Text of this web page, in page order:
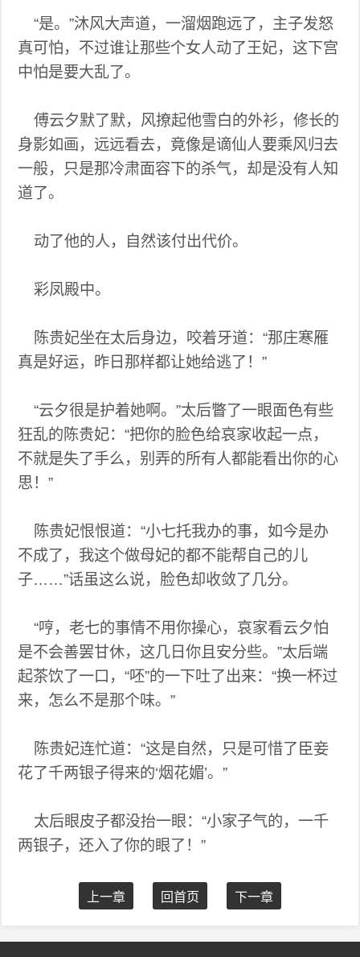
“是。”沐风大声道，一溜烟跑远了，主子发怒
真可怕，不过谁让那些个女人动了王妃，这下宫
中怕是要大乱了。
傅云夕默了默，风撩起他雪白的外衫，修长的
身影如画，远远看去，竟像是谪仙人要乘风归去
一般，只是那冷肃面容下的杀气，却是没有人知
道了。
动了他的人，自然该付出代价。
彩凤殿中。
陈贵妃坐在太后身边，咬着牙道：“那庄寒雁
真是好运，昨日那样都让她给逃了！”
“云夕很是护着她啊。”太后瞥了一眼面色有些
狂乱的陈贵妃：“把你的脸色给哀家收起一点，
不就是失了手么，别弄的所有人都能看出你的心
思！”
陈贵妃恨恨道：“小七托我办的事，如今是办
不成了，我这个做母妃的都不能帮自己的儿
子……”话虽这么说，脸色却收敛了几分。
“哼，老七的事情不用你操心，哀家看云夕怕
是不会善罢甘休，这几日你且安分些。”太后端
起茶饮了一口，“呸”的一下吐了出来：“换一杯过
来，怎么不是那个味。”
陈贵妃连忙道：“这是自然，只是可惜了臣妾
花了千两银子得来的‘烟花媚’。”
太后眼皮子都没抬一眼：“小家子气的，一千
两银子，还入了你的眼了！”
上一章 回首页 下一章